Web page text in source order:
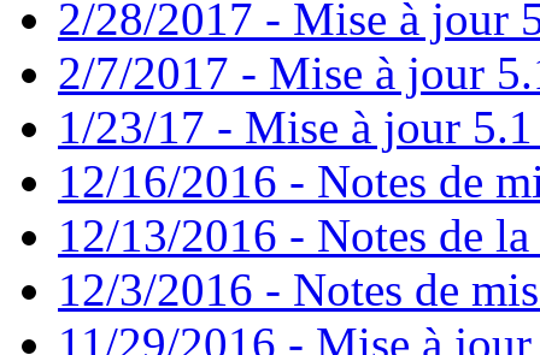
2/28/2017 - Mise à jour
2/7/2017 - Mise à jour
1/23/17 - Mise à jour
12/16/2016 - Notes de
12/13/2016 - Notes de
12/3/2016 - Notes de
11/29/2016 - Mise à